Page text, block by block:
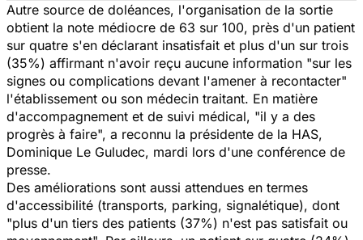
Autre source de doléances, l'organisation de la sortie
obtient la note médiocre de 63 sur 100, près d'un patient
sur quatre s'en déclarant insatisfait et plus d'un sur trois
(35%) affirmant n'avoir reçu aucune information "sur les
signes ou complications devant l'amener à recontacter"
l'établissement ou son médecin traitant. En matière
d'accompagnement et de suivi médical, "il y a des
progrès à faire", a reconnu la présidente de la HAS,
Dominique Le Guludec, mardi lors d'une conférence de
presse.
Des améliorations sont aussi attendues en termes
d'accessibilité (transports, parking, signalétique), dont
"plus d'un tiers des patients (37%) n'est pas satisfait ou